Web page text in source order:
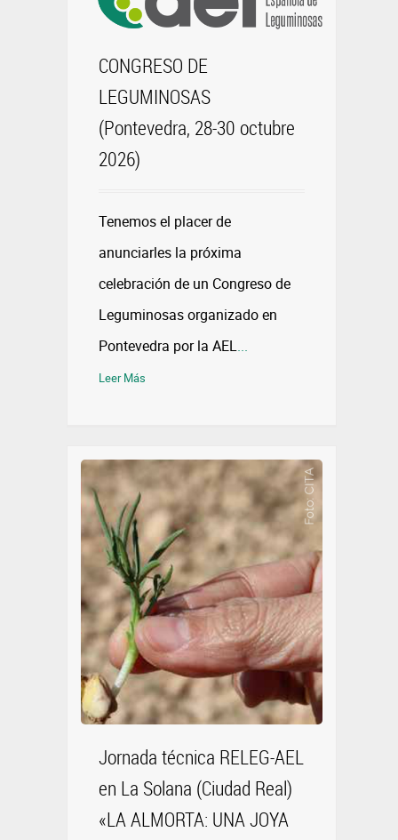
CONGRESO DE
LEGUMINOSAS
(Pontevedra, 28-30 octubre
2026)
Tenemos el placer de
anunciarles la próxima
celebración de un Congreso de
Leguminosas organizado en
Pontevedra por la AEL...
Leer Más
Jornada técnica RELEG-AEL
en La Solana (Ciudad Real)
«LA ALMORTA: UNA JOYA